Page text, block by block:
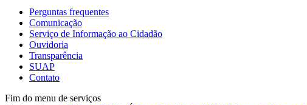
Perguntas frequentes
Comunicação
Serviço de Informação ao Cidadão
Ouvidoria
Transparência
SUAP
Contato
Fim do menu de serviços